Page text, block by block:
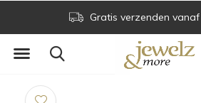
Gratis verzenden